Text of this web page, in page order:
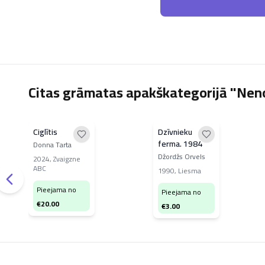
Citas grāmatas apakškategorijā
Ciglītis
Donna Tarta
2024,Zvaigzne
ABC
Pieejama no
€20.00
Dzīvnieku
ferma. 1984
Džordžs Orvels
1990, Liesma
Pieejama no
€3.00